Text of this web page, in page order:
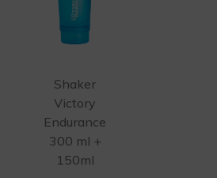
Shaker
Victory
Endurance
300 ml +
150ml